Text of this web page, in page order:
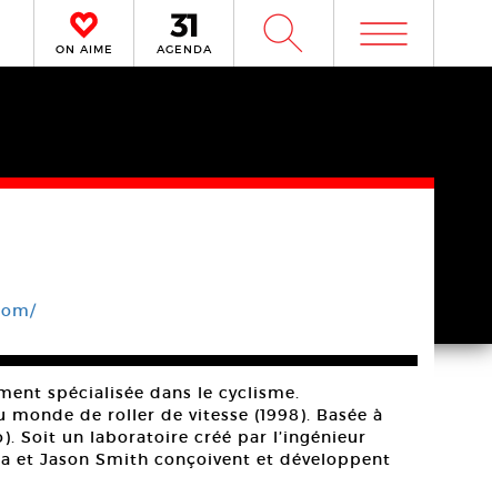
ON AIME AGENDA W m
spécialisée dans le cyclisme.
de roller de vitesse (1998). Basée à
Soit un laboratoire créé par l’ingénieur
et Jason Smith conçoivent et développent